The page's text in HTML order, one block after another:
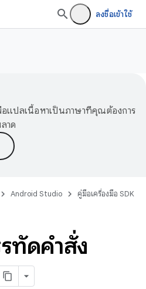
ลงชื่อเข้าใช้
แปลเนื้อหาเป็นภาษาที่คุณต้องการ
าด
Android Studio คู่มือเครื่องมือ SDK
ทัดคำสั่ง